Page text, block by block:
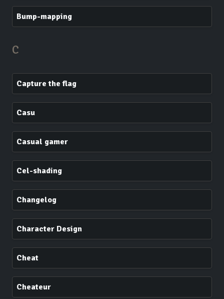
Bump-mapping
C
Capture the flag
Casu
Casual gamer
Cel-shading
Changelog
Character Design
Cheat
Cheateur